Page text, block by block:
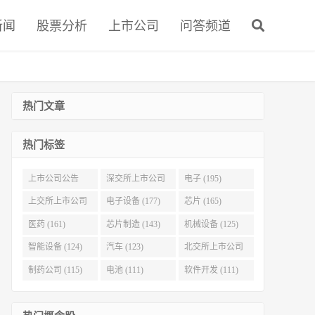
股票分析 上市公司 问答频道
热门文章
热门标签
上市公司公告
(321)
深交所上市公司
(215)
电子 (195)
上交所上市公司
(186)
电子设备 (177) 芯片 (165)
医药 (161) 芯片制造 (143) 机械设备 (125)
智能设备 (124) 汽车 (123) 北交所上市公司
(116)
制药公司 (115) 电池 (111) 软件开发 (111)